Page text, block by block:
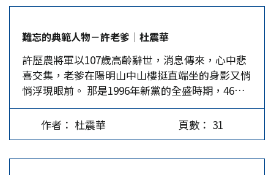
退役將領及學者參加論壇，並在論壇上振臂高呼：
「兩岸同屬一個中國，祖國一定要統一」。該論壇
共舉辦過9次，他親自出席了8次。 老爹常說，中
山先生一生追求的目標就是國家統一、民族富強，
我是中山先生的信徒，就必須竭盡心力促成祖國早
日統一，達成中山先生的目標。《許歷農文稿集》
表明了老爹擁護國家完全統一的立場，他也經常
說，最大的心願就是親眼看到國家完全統一。2016
然得見許伯伯，他十分親切，用他那雙軟綿綿的手
與我握手，對當時才20歲的我來說，那是一種難得
的殊榮，更讓我印象深刻的是，他與我見過的將軍
比起來更像老師，不像高階將官，用先父的話來
說，老爹是指揮千軍萬馬的大將軍。 後來，因緣
際會，我與許伯伯一起擔任第三屆國代，很自然
地，我也就隨著大夥稱呼他許老爹，展開了另一個
層次對老爹的認識。 1996年大選，李登輝首次當
難忘的典範人物－許老爹│杜震華
許歷農將軍以107歲高齡辭世，消息傳來，心中悲
喜交集，老爹在陽明山中山樓挺直端坐的身影又悄
悄浮現眼前。 那是1996年新黨的全盛時期，46名
新黨國代代表了台灣第三大政治勢力齊聚中山樓，
開始四年的憲政之旅。在會期間，我們每天從早上
9點到下午5點，都在莊嚴肅穆的中山樓會場，聆聽
作者： 杜震華 頁數： 31